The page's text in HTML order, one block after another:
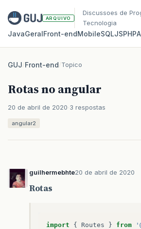
ARQUIVO
Discussoes de
Tecnologia
JavaGeralFront‑endMobileSQLJSPHP
GUJ/Front-end/Topico
Rotas no angular
20 de abril de 2020 3 respostas
angular2
guilhermebhte20 de abril de 2020
Rotas
import { Routes } from